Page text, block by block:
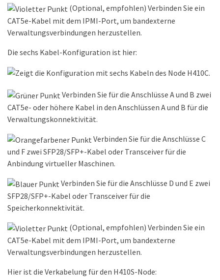
(Optional, empfohlen) Verbinden Sie ein
CAT5e-Kabel mit dem IPMI-Port, um bandexterne
Verwaltungsverbindungen herzustellen.
Die sechs Kabel-Konfiguration ist hier:
Verbinden Sie für die Anschlüsse A und B zwei
CAT5e- oder höhere Kabel in den Anschlüssen A und B für die
Verwaltungskonnektivität.
Verbinden Sie für die Anschlüsse C
und F zwei SFP28/SFP+-Kabel oder Transceiver für die
Anbindung virtueller Maschinen.
Verbinden Sie für die Anschlüsse D und E zwei
SFP28/SFP+-Kabel oder Transceiver für die
Speicherkonnektivität.
(Optional, empfohlen) Verbinden Sie ein
CAT5e-Kabel mit dem IPMI-Port, um bandexterne
Verwaltungsverbindungen herzustellen.
Hier ist die Verkabelung für den H410S-Node: